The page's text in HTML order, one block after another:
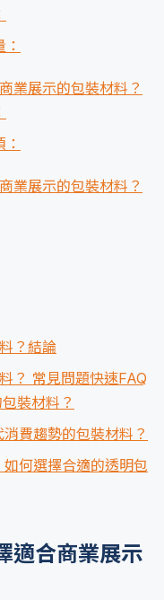
業展示的包裝材料？
業展示的包裝材料？
？結論
？ 常見問題快速FAQ
裝材料？
費趨勢的包裝材料？
何選擇合適的透明包
適合商業展示